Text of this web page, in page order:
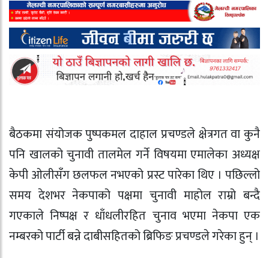
बैठकमा संयोजक पुष्पकमल दाहाल प्रचण्डले क्षेत्रगत वा कुनै
पनि खालको चुनावी तालमेल गर्ने विषयमा एमालेका अध्यक्ष
केपी ओलीसँग छलफल नभएको प्रस्ट पारेका थिए । पछिल्लो
समय देशभर नेकपाको पक्षमा चुनावी माहोल राम्रो बन्दै
गएकाले निष्पक्ष र धाँधलीरहित चुनाव भएमा नेकपा एक
नम्बरको पार्टी बन्ने दाबीसहितको ब्रिफिङ प्रचण्डले गरेका हुन् ।